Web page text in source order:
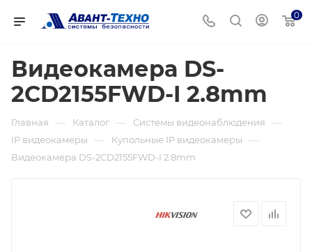
0
Видеокамера DS-
2CD2155FWD-I 2.8mm
Главная — Каталог — Системы видеонаблюдения —
IP видеокамеры — Купольные IP видеокамеры —
Видеокамера DS-2CD2155FWD-I 2.8mm